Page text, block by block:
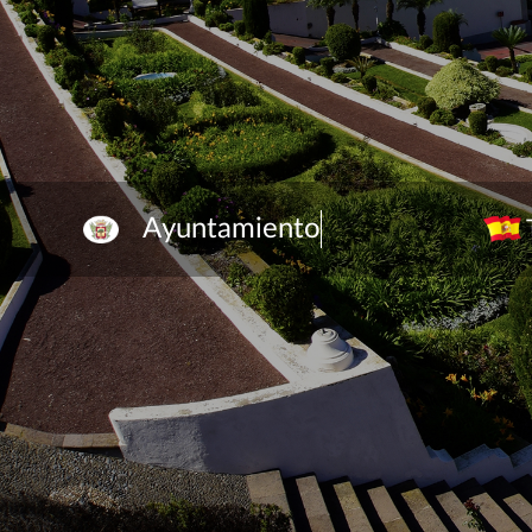
Ayuntamiento